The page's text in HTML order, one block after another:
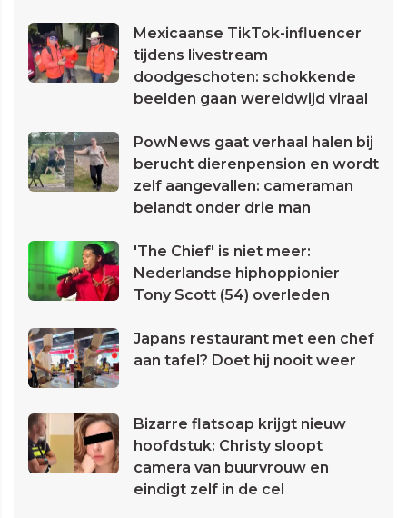
Mexicaanse TikTok-influencer
tijdens livestream
doodgeschoten: schokkende
beelden gaan wereldwijd viraal
PowNews gaat verhaal halen bij
berucht dierenpension en wordt
zelf aangevallen: cameraman
belandt onder drie man
'The Chief' is niet meer:
Nederlandse hiphoppionier
Tony Scott (54) overleden
Japans restaurant met een chef
aan tafel? Doet hij nooit weer
Bizarre flatsoap krijgt nieuw
hoofdstuk: Christy sloopt
camera van buurvrouw en
eindigt zelf in de cel